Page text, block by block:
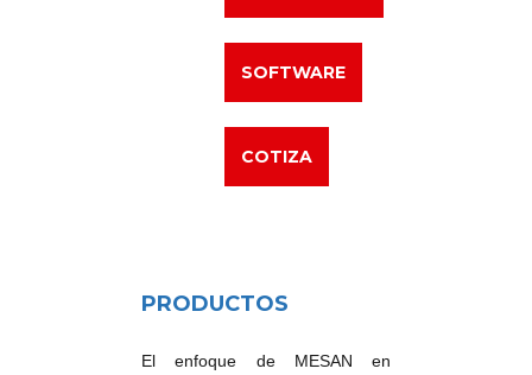
SOFTWARE
COTIZA
PRODUCTOS
El enfoque de MESAN en